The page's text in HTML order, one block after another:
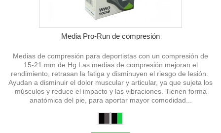
Media Pro-Run de compresión
Medias de compresión para deportistas con un compresión de
15-21 mm de Hg Las medias de compresión mejoran el
rendimiento, retrasan la fatiga y disminuyen el riesgo de lesión.
Ayudan a disminuir el dolor muscular y articular, ya que sujeta los
músculos y reduce el impacto y las vibraciones. Tienen forma
anatómica del pie, para aportar mayor comodidad...